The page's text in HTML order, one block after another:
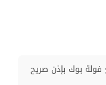
بوك بإذن صريح